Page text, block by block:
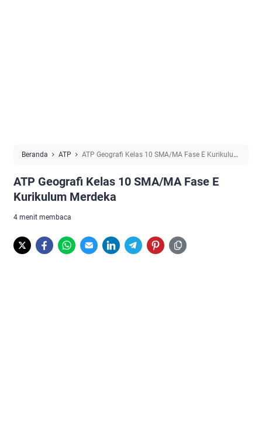
Beranda ATP
ATP Geografi Kelas 10 SMA/MA Fase E Kurikulum
ATP Geografi Kelas 10 SMA/MA Fase E
Kurikulum Merdeka
4 menit membaca